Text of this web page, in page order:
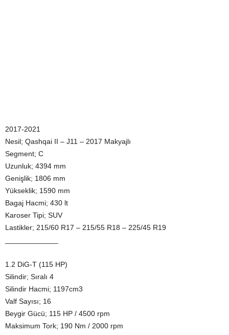
2017-2021
Nesil; Qashqai II – J11 – 2017 Makyajlı
Segment; C
Uzunluk; 4394 mm
Genişlik; 1806 mm
Yükseklik; 1590 mm
Bagaj Hacmi; 430 lt
Karoser Tipi; SUV
Lastikler; 215/60 R17 – 215/55 R18 – 225/45 R19
1.2 DiG-T (115 HP)
Silindir; Sıralı 4
Silindir Hacmi; 1197cm3
Valf Sayısı; 16
Beygir Gücü; 115 HP / 4500 rpm
Maksimum Tork; 190 Nm / 2000 rpm